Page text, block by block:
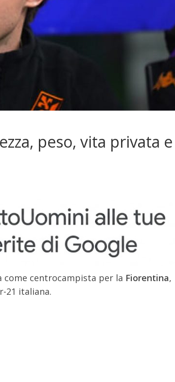
peso, vita privata e
come centrocampista per la Fiorentina,
21 italiana.